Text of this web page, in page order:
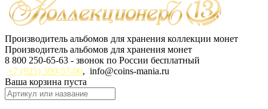
Производитель альбомов для хранения коллекции монет
Производитель альбомов для хранения монет
8 800 250-65-63 - звонок по России бесплатный
+7 (925) 300-57-00, info@coins-mania.ru
Ваша корзина пуста